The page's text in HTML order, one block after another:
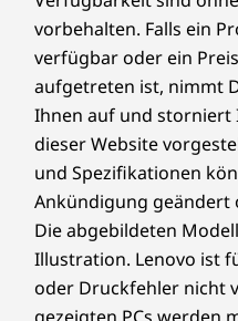
vorbehalten. Falls ein
verfügbar oder ein
aufgetreten ist, nimmt
Ihnen auf und storniert
dieser Website
und Spezifikationen
Ankündigung geändert
Die abgebildeten
Illustration. Lenovo ist
oder Druckfehler nicht